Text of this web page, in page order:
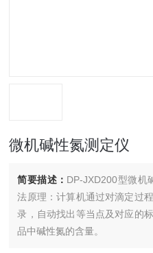
微机碱性氮测定仪
简要描述： DP-JXD200型微机
法原理：计算机通过对滴定过
录，自动找出等当点及对应的
品中碱性氮的含量。